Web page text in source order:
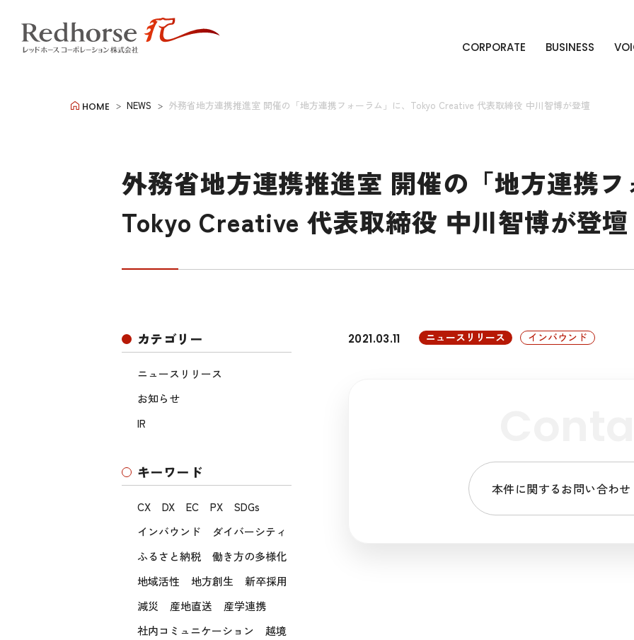
CORPORATE BUSINESS
HOME NEWS 外務省地方連携推進室 開催の「地方連携フォーラム」に、Tokyo Creative 代表取締役 中川智博が登壇
外務省地方連携推進室 開催の「地方連携
Tokyo Creative 代表取締役 中川智博が登壇
カテゴリー
ニュースリリース
お知らせ
IR
キーワード
CX DX EC PX
SDGs
インバウンド
ダイバーシティ
ふるさと納税
働き方の多様化
地域活性
地方創生
新卒採用
減災
産地直送
産学連携
社内コミュニケーション
越境
2021.03.11 ニュースリリース インバウンド
本件に関するお問い合わせ